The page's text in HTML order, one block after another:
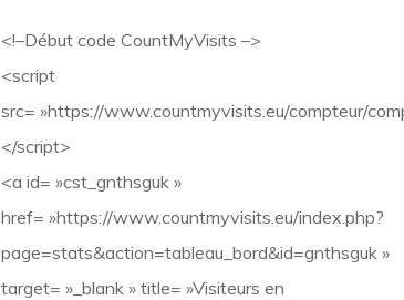
<!–Début code CountMyVisits –>
<script
src= »https://www.countmyvisits.eu/compteur/
</script>
<a id= »cst_gnthsguk »
href= »https://www.countmyvisits.eu/index.php?
page=stats&action=tableau_bord&id=gnthsguk »
target= »_blank » title= »Visiteurs en